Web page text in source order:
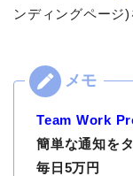
ンディングページ)
Team Work
簡単な通知を
毎日5万円